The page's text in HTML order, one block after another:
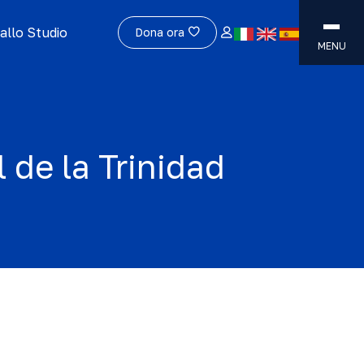
Studio Dona ora
MENU
de la Trinidad